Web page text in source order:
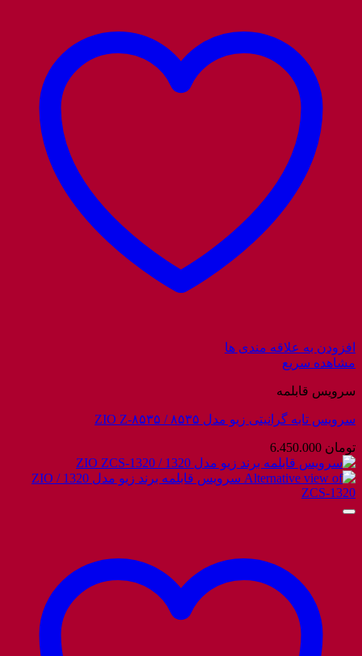
افزودن به علاقه مندی ها
مشاهده سریع
سرویس قابلمه
سرویس تابه گرانیتی زیو مدل ۸۵۳۵ / ZIO Z-۸۵۳۵
تومان